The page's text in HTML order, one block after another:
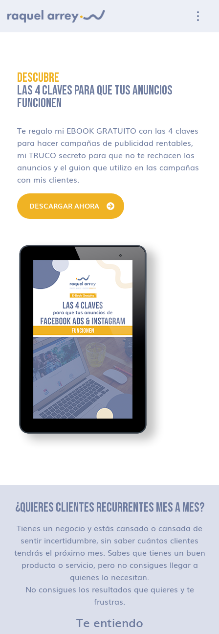
DESCUBRE
LAS 4 CLAVES PARA QUE TUS ANUNCIOS
FUNCIONEN
Te regalo mi EBOOK GRATUITO con las 4 claves
para hacer campañas de publicidad rentables,
mi TRUCO secreto para que no te rechacen los
anuncios y el guion que utilizo en las campañas
con mis clientes.
DESCARGAR AHORA
¿QUIERES CLIENTES RECURRENTES MES A MES?
Tienes un negocio y estás cansado o cansada de
sentir incertidumbre, sin saber cuántos clientes
tendrás el próximo mes. Sabes que tienes un buen
producto o servicio, pero no consigues llegar a
quienes lo necesitan.
No consigues los resultados que quieres y te
frustras.
Te entiendo